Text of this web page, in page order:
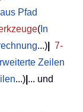
Pfad
( In
...)
7-
Zeilen
...) ... und